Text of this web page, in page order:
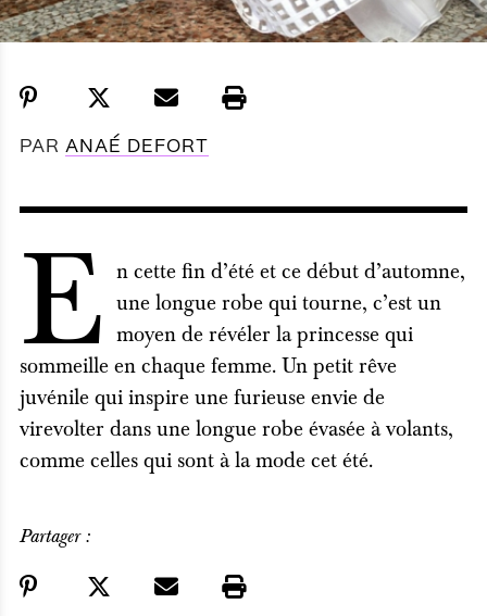
PAR ANAÉ DEFORT
E n cette fin d’été et ce début d’automne,
une longue robe qui tourne, c’est un
moyen de révéler la princesse qui
sommeille en chaque femme. Un petit rêve
juvénile qui inspire une furieuse envie de
virevolter dans une longue robe évasée à volants,
comme celles qui sont à la mode cet été.
Partager :